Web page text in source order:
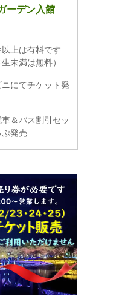
ーデン入館
上は有料です
生未満は無料）
ニにてチケット発
＆バス割引セッ
ぷ発売